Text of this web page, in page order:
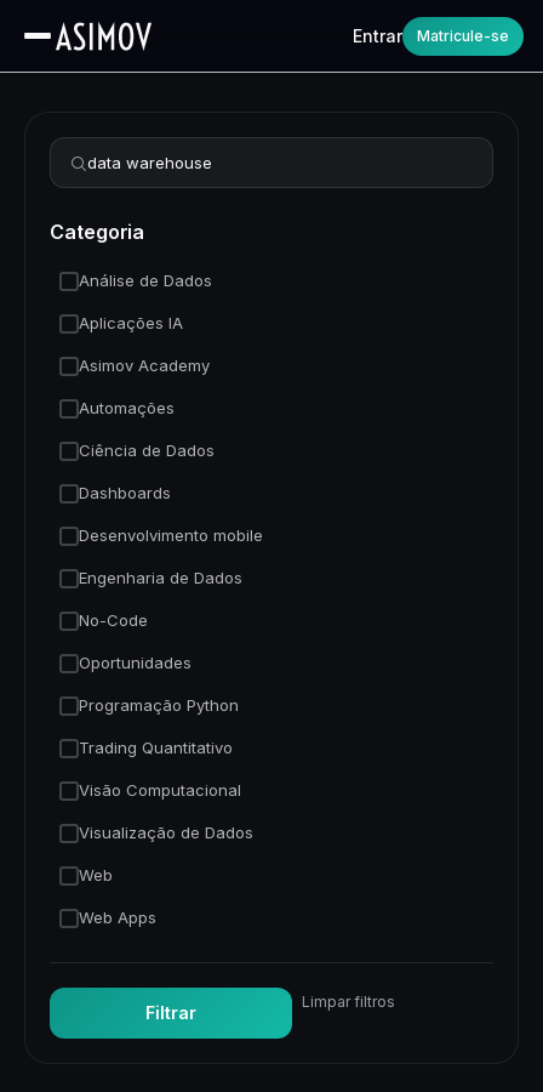
Entrar Matricule-se
Refinar busca
Categoria
Análise de Dados
Aplicações IA
Asimov Academy
Automações
Ciência de Dados
Dashboards
Desenvolvimento mobile
Engenharia de Dados
No-Code
Oportunidades
Programação Python
Trading Quantitativo
Visão Computacional
Visualização de Dados
Web
Web Apps
Filtrar
Limpar filtros